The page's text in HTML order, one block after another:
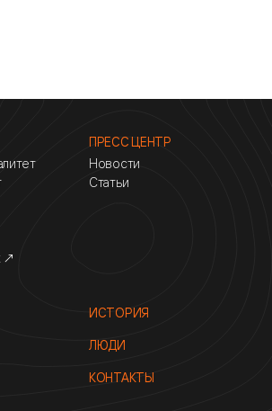
↗
ПРЕСС ЦЕНТР
Новости
Статьи
ИСТОРИЯ
ЛЮДИ
КОНТАКТЫ